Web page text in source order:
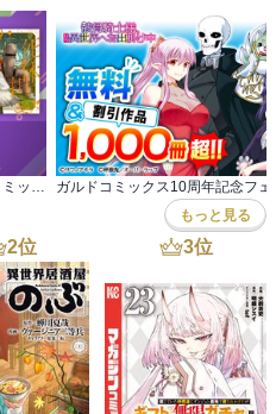
『魔王城の料理番』新刊配信! バンチコミックスフェア
もっと見る
2位 3位